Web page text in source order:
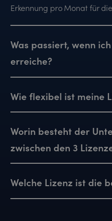
Erkennung pro Monat für
Was passiert, wenn
erreiche?
Wie flexibel ist meine
Worin besteht der
zwischen den 3
Welche Lizenz ist die